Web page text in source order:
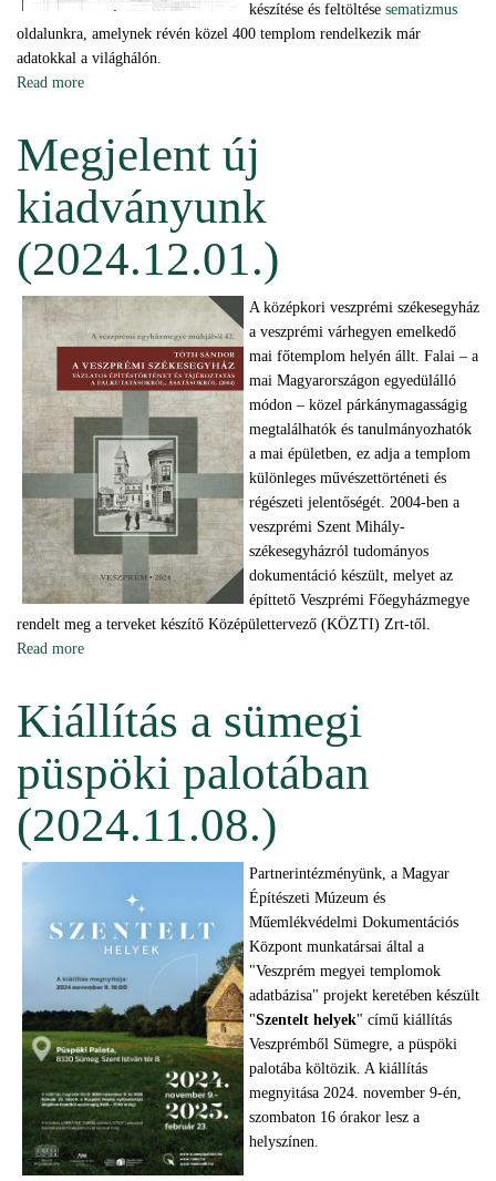
készítése és feltöltése sematizmus
oldalunkra, amelynek révén közel 400 templom rendelkezik már
adatokkal a világhálón.
Read more
Megjelent új
kiadványunk
(2024.12.01.)
A középkori veszprémi székesegyház
a veszprémi várhegyen emelkedő
mai főtemplom helyén állt. Falai – a
mai Magyarországon egyedülálló
módon – közel párkánymagasságig
megtalálhatók és tanulmányozhatók
a mai épületben, ez adja a templom
különleges művészettörténeti és
régészeti jelentőségét. 2004-ben a
veszprémi Szent Mihály-
székesegyházról tudományos
dokumentáció készült, melyet az
építtető Veszprémi Főegyházmegye
rendelt meg a terveket készítő Középülettervező (KÖZTI) Zrt-től.
Read more
Kiállítás a sümegi
püspöki palotában
(2024.11.08.)
Partnerintézményünk, a Magyar
Építészeti Múzeum és
Műemlékvédelmi Dokumentációs
Központ munkatársai által a
"Veszprém megyei templomok
adatbázisa" projekt keretében készült
"Szentelt helyek" című kiállítás
Veszprémből Sümegre, a püspöki
palotába költözik. A kiállítás
megnyitása 2024. november 9-én,
szombaton 16 órakor lesz a
helyszínen.